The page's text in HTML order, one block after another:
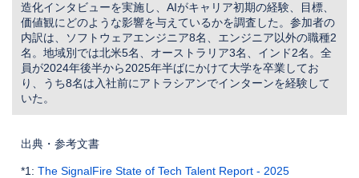
造化インタビューを実施し、AIがキャリア初期の経験、目標、
価値観にどのような影響を与えているかを調査した。参加者の
内訳は、ソフトウェアエンジニア8名、エンジニア以外の職種2
名。地域別では北米5名、オーストラリア3名、インド2名。全
員が2024年後半から2025年半ばにかけて大学を卒業してお
り、うち8名は入社前にアトラシアンでインターンを経験して
いた。
出典・参考文書
*1: The SignalFire State of Tech Talent Report - 2025